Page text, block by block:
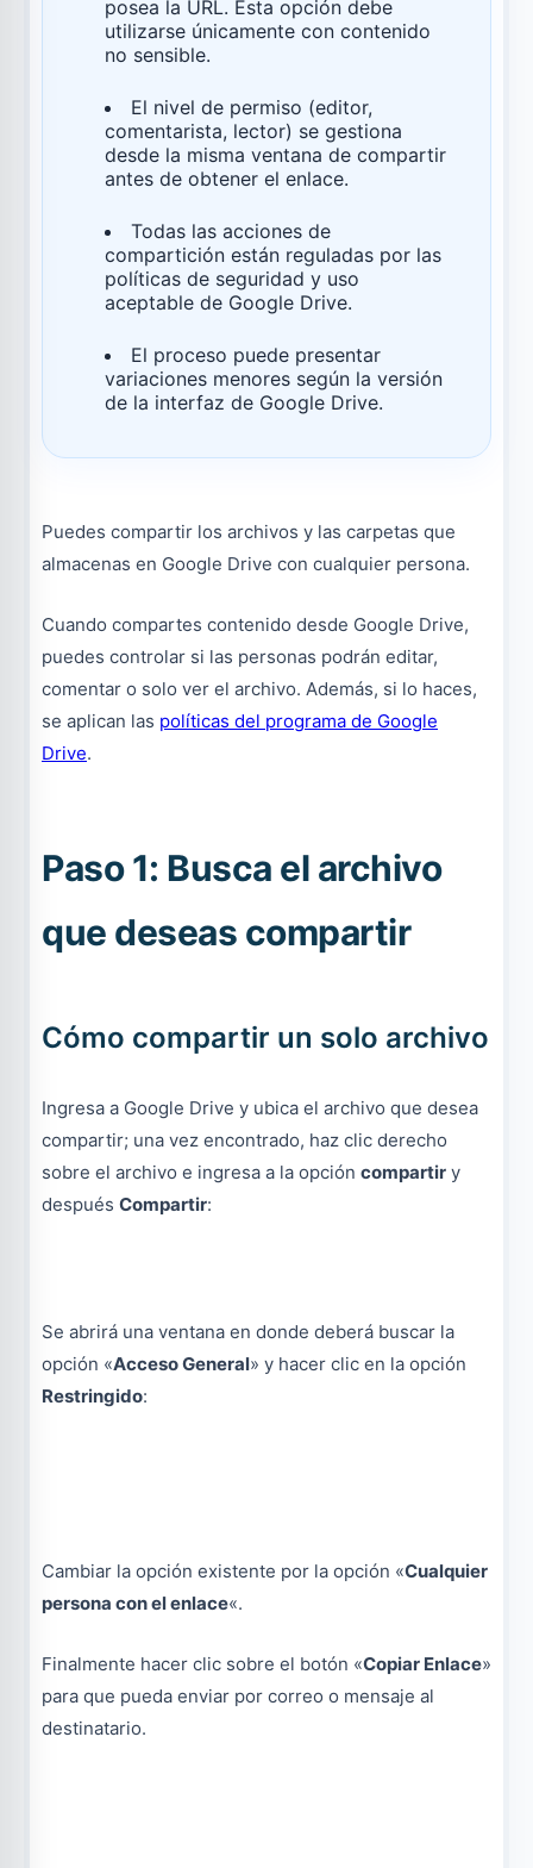
posea la URL. Esta opción debe
utilizarse únicamente con contenido
no sensible.
El nivel de permiso (editor,
comentarista, lector) se gestiona
desde la misma ventana de compartir
antes de obtener el enlace.
Todas las acciones de
compartición están reguladas por las
políticas de seguridad y uso
aceptable de Google Drive.
El proceso puede presentar
variaciones menores según la versión
de la interfaz de Google Drive.
Puedes compartir los archivos y las carpetas que
almacenas en Google Drive con cualquier persona.
Cuando compartes contenido desde Google Drive,
puedes controlar si las personas podrán editar,
comentar o solo ver el archivo. Además, si lo haces,
se aplican las políticas del programa de Google
Drive.
Paso 1: Busca el archivo
que deseas compartir
Cómo compartir un solo archivo
Ingresa a Google Drive y ubica el archivo que desea
compartir; una vez encontrado, haz clic derecho
sobre el archivo e ingresa a la opción compartir y
después Compartir:
Se abrirá una ventana en donde deberá buscar la
opción «Acceso General» y hacer clic en la opción
Restringido:
Cambiar la opción existente por la opción «Cualquier
persona con el enlace«.
Finalmente hacer clic sobre el botón «Copiar Enlace»
para que pueda enviar por correo o mensaje al
destinatario.